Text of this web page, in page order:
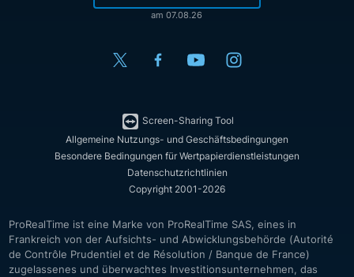
am 07.08.26
Screen-Sharing Tool
Allgemeine Nutzungs- und Geschäftsbedingungen
Besondere Bedingungen für Wertpapierdienstleistungen
Datenschutzrichtlinien
Copyright 2001-2026
ProRealTime ist eine Marke von ProRealTime SAS, eines in
Frankreich von der Aufsichts- und Abwicklungsbehörde (Autorité
de Contrôle Prudentiel et de Résolution / Banque de France)
zugelassenes und überwachtes Investitionsunternehmen, das